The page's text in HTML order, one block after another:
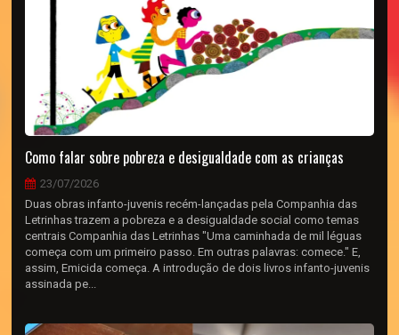
Como falar sobre pobreza e desigualdade com as crianças
23/07/2026
Duas obras infanto-juvenis recém-lançadas pela Companhia das
Letrinhas trazem a pobreza e a desigualdade social como temas
centrais Companhia das Letrinhas "Uma caminhada de mil léguas
começa com um primeiro passo. Em outras palavras: comece." E,
assim, Emicida começa. A introdução de dois livros infanto-juvenis
assinada pe...